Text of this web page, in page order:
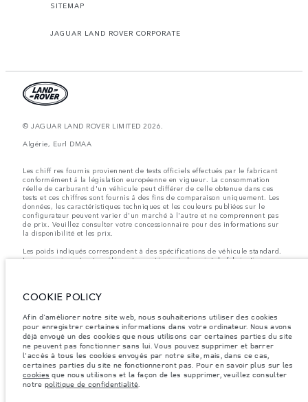
SITEMAP
JAGUAR LAND ROVER CORPORATE
© JAGUAR LAND ROVER LIMITED 2026.
Algérie, Eurl DMAA
Les chiff res fournis proviennent de tests officiels effectués par le fabricant
conformément å la législation européenne en vigueur. La consommation
réelle de carburant d'un véhicule peut différer de celle obtenue dans ces
tests et ces chiffres sont fournis å des fins de comparaison uniquement. Les
données, les caractéristiques techniques et les couleurs publiées sur le
configurateur peuvent varier d'un marché à l'autre et ne comprennent pas
de prix. Veuillez consulter votre concessionnaire pour des informations sur
la disponibilité et les prix.
Les poids indiqués correspondent à des spécifications de véhicule standard.
Les accessoires et autres éléments montés après le point de fabrication
et des carburants.
Remarque importante sur les images et les spécifications.
La pénurie
mondiale de semi-conducteurs affecte actuellement les spécifications de
construction des véhicules, la disponibilité des options et les délais de
construction. Cette situation s’avère très fluctuante, et par conséquent, les
images utilisées actuellement sur le site Web peuvent ne pas refléter
entièrement les spécifications actuelles en ce qui concerne les
caractéristiques, les options, les finitions et les combinaisons de couleurs.
Veuillez consulter votre concessionnaire pour avoir confirmation des
restrictions actuelles et faire un choix éclairé
COOKIE POLICY
Afin d'améliorer notre site web, nous souhaiterions utiliser des cookies
pour enregistrer certaines informations dans votre ordinateur. Nous avons
déjà envoyé un des cookies que nous utilisons car certaines parties du site
ne peuvent pas fonctionner sans lui. Vous pouvez supprimer et barrer
l'accès à tous les cookies envoyés par notre site, mais, dans ce cas,
certaines parties du site ne fonctionneront pas. Pour en savoir plus sur les
cookies que nous utilisons et la façon de les supprimer, veuillez consulter
notre politique de confidentialité.